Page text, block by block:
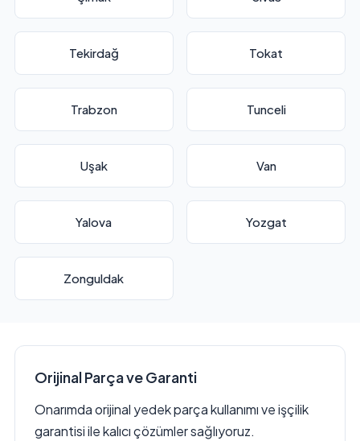
Tekirdağ Tokat
Trabzon Tunceli
Uşak Van
Yalova Yozgat
Zonguldak
Orijinal Parça ve Garanti
Onarımda orijinal yedek parça kullanımı ve işçilik
garantisi ile kalıcı çözümler sağlıyoruz.